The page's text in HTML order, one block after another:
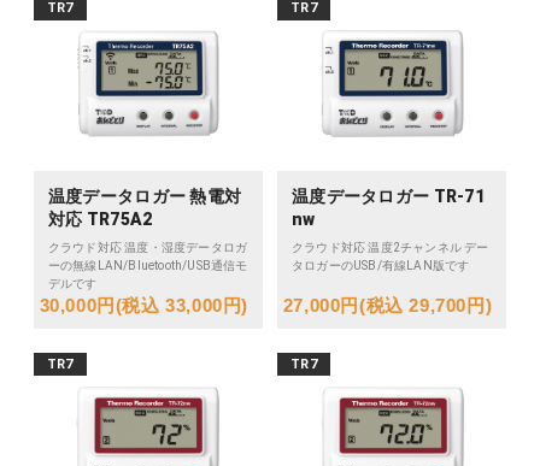
TR7
温度データロガー 熱電対
対応 TR75A2
クラウド対応 温度・湿度データロガ
ーの無線LAN/Bluetooth/USB通信モ
デルです
30,000円(税込 33,000円)
TR7
温度データロガー TR-71
nw
クラウド対応 温度2チャンネル デー
タロガーのUSB/有線LAN版です
27,000円(税込 29,700円)
TR7 TR7